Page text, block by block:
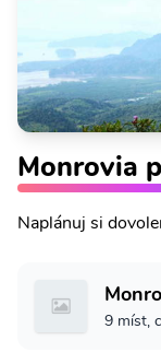
Monrovia
Naplánuj si
9 míst,